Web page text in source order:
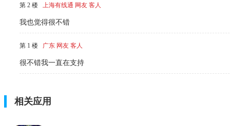
第 2 楼 上海有线通 网友 客人
我也觉得很不错
第 1 楼 广东 网友 客人
很不错我一直在支持
相关应用